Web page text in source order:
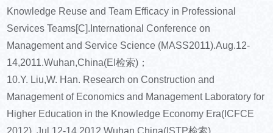
Knowledge Reuse and Team Efficacy in Professional
Services Teams[C].International Conference on
Management and Service Science (MASS2011).Aug.12-
14,2011.Wuhan,China(EI检索)；
10.Y. Liu,W. Han. Research on Construction and
Management of Economics and Management Laboratory for
Higher Education in the Knowledge Economy Era(ICFCE
2012). Jul.12-14,2012.Wuhan,China(ISTP检索)。